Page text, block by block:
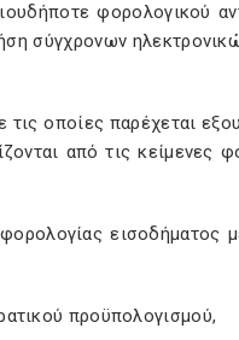
φορολογικού
σύγχρονων
οποίες παρέχεται
από τις κείμενες
εισοδήματος
προϋπολογισμού,